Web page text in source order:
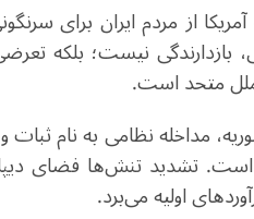
از مردم ایران برای
بازدارندگی نیست؛ بلکه
متحد است.
مداخله نظامی به نام
است. تشدید تنش‌ها فضای
اولیه می‌برد.